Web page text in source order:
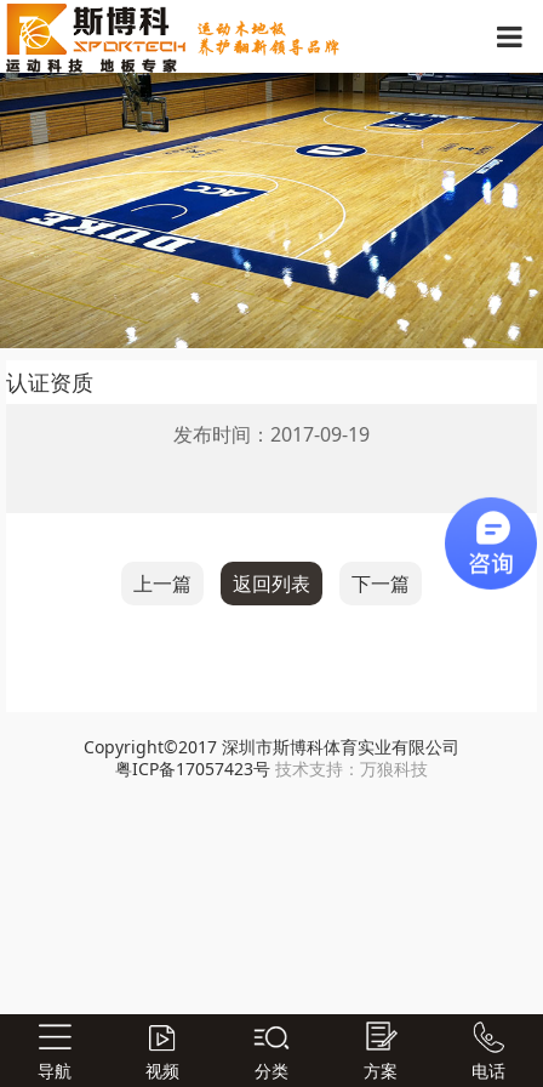
认证资质
发布时间：2017-09-19
上一篇 返回列表 下一篇
Copyright©2017 深圳市斯博科体育实业有限公司
粤ICP备17057423号 技术支持： 万狼科技
导航 视频 分类 方案 电话